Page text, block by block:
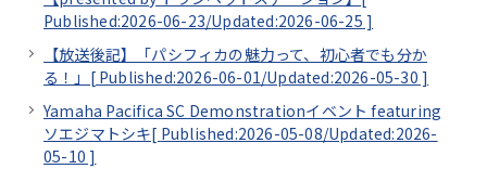
Published:2026-06-23/Updated:2026-06-25 ]
【放送後記】「パシフィカの魅力って、初心者でも分か
る！」[ Published:2026-06-01/Updated:2026-05-30 ]
Yamaha Pacifica SC Demonstrationイベント featuring
ソエジマトシキ[ Published:2026-05-08/Updated:2026-
05-10 ]